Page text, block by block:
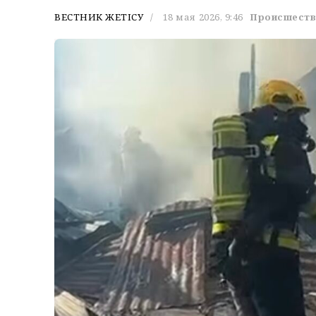
ВЕСТНИК ЖЕТІСУ 18 мая 2026, 9:46